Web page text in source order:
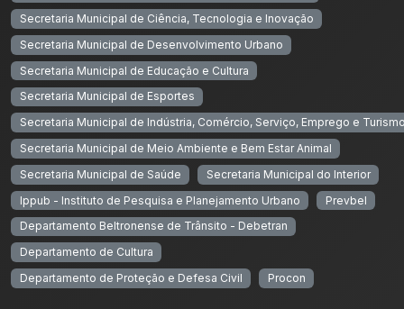
Secretaria Municipal de Ciência, Tecnologia e Inovação
Secretaria Municipal de Desenvolvimento Urbano
Secretaria Municipal de Educação e Cultura
Secretaria Municipal de Esportes
Secretaria Municipal de Indústria, Comércio, Serviço, Emprego e
Secretaria Municipal de Meio Ambiente e Bem Estar Animal
Secretaria Municipal de Saúde
Secretaria Municipal do Interior
Ippub - Instituto de Pesquisa e Planejamento Urbano
Prevbel
Departamento Beltronense de Trânsito - Debetran
Departamento de Cultura
Departamento de Proteção e Defesa Civil
Procon